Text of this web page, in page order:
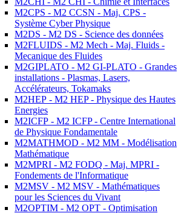
M2CPS - M2 CCSN - Maj. CPS -
Système Cyber Physique
M2DS - M2 DS - Science des données
M2FLUIDS - M2 Mech - Maj. Fluids -
Mecanique des Fluides
M2GIPLATO - M2 GI-PLATO - Grandes
installations - Plasmas, Lasers,
Accélérateurs, Tokamaks
M2HEP - M2 HEP - Physique des Hautes
Energies
M2ICFP - M2 ICFP - Centre International
de Physique Fondamentale
M2MATHMOD - M2 MM - Modélisation
Mathématique
M2MPRI - M2 FODQ - Maj. MPRI -
Fondements de l'Informatique
M2MSV - M2 MSV - Mathématiques
pour les Sciences du Vivant
M2OPTIM - M2 OPT - Optimisation